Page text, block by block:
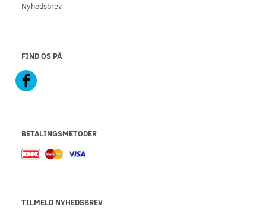
Nyhedsbrev
FIND OS PÅ
BETALINGSMETODER
TILMELD NYHEDSBREV